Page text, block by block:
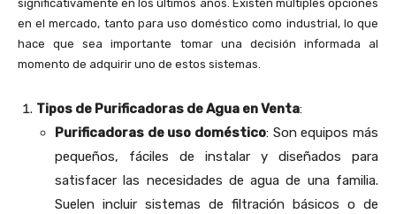
significativamente en los últimos años. Existen múltiples opciones
en el mercado, tanto para uso doméstico como industrial, lo que
hace que sea importante tomar una decisión informada al
momento de adquirir uno de estos sistemas.
Tipos de Purificadoras de Agua en Venta:
Purificadoras de uso doméstico: Son equipos más
pequeños, fáciles de instalar y diseñados para
satisfacer las necesidades de agua de una familia.
Suelen incluir sistemas de filtración básicos o de